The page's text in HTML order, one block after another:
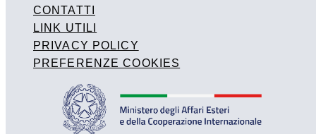
CONTATTI
LINK UTILI
PRIVACY POLICY
PREFERENZE COOKIES